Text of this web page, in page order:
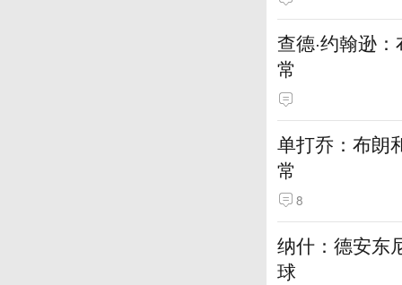
查德·约翰逊
常
单打乔：布朗
常
8
纳什：德安东
球